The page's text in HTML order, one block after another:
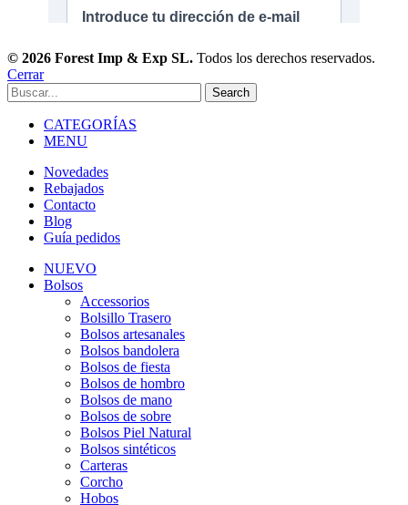
© 2026 Forest Imp & Exp SL. Todos los derechos reservados.
Cerrar
Search
CATEGORÍAS
MENU
Novedades
Rebajados
Contacto
Blog
Guía pedidos
NUEVO
Bolsos
Accessorios
Bolsillo Trasero
Bolsos artesanales
Bolsos bandolera
Bolsos de fiesta
Bolsos de hombro
Bolsos de mano
Bolsos de sobre
Bolsos Piel Natural
Bolsos sintéticos
Carteras
Corcho
Hobos